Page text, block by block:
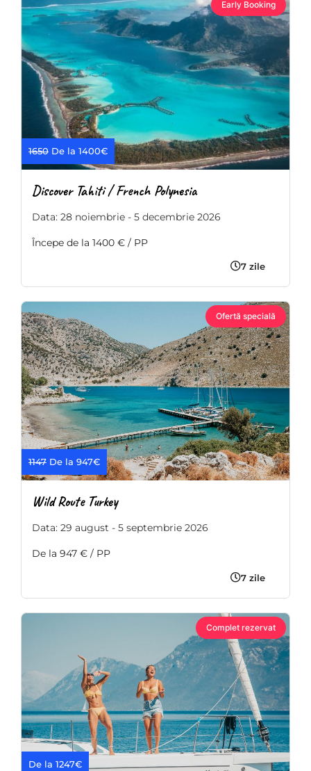
Early Booking
1650 De la 1400€
Discover Tahiti / French Polynesia
Data: 28 noiembrie - 5 decembrie 2026
Începe de la 1400 € / PP
7 zile
Ofertă specială
1147 De la 947€
Wild Route Turkey
Data: 29 august - 5 septembrie 2026
De la 947 € / PP
7 zile
Complet rezervat
De la 1247€